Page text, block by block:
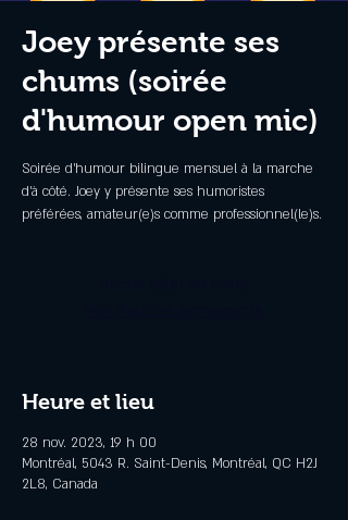
Joey présente ses
chums (soirée
d'humour open mic)
Soirée d'humour bilingue mensuel à la marche
d'à côté. Joey y présente ses humoristes
préférées, amateur(e)s comme professionnel(le)s.
Heure et lieu
28 nov. 2023, 19 h 00
Montréal, 5043 R. Saint-Denis, Montréal, QC H2J
2L8, Canada